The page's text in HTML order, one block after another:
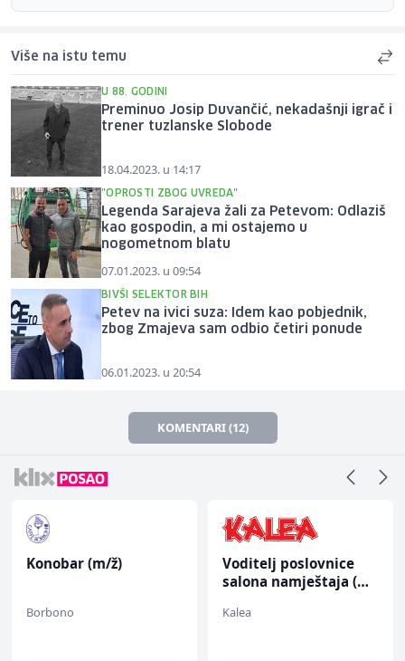
Više na istu temu
U 88. GODINI
Preminuo Josip Duvančić, nekadašnji igrač i
trener tuzlanske Slobode
18.04.2023. u 14:17
"OPROSTI ZBOG UVREDA"
Legenda Sarajeva žali za Petevom: Odlaziš
kao gospodin, a mi ostajemo u
nogometnom blatu
07.01.2023. u 09:54
BIVŠI SELEKTOR BIH
Petev na ivici suza: Idem kao pobjednik,
zbog Zmajeva sam odbio četiri ponude
06.01.2023. u 20:54
KOMENTARI (12)
Konobar (m/ž)
Borbono
Voditelj poslovnice
salona namještaja (m/
Kalea